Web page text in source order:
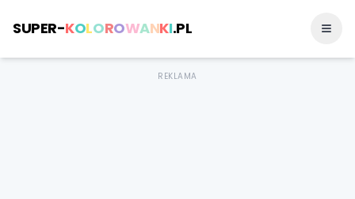
SUPER-KOLOROWANKI.PL
REKLAMA